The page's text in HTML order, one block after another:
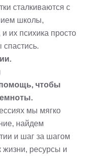
сталкиваются с
школы,
их психика просто
чтобы
мы мягко
найдем
и шаг за шагом
жизни, ресурсы и